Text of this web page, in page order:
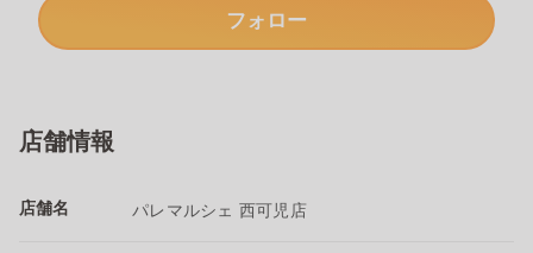
フォロー
店舗情報
店舗名 パレマルシェ 西可児店